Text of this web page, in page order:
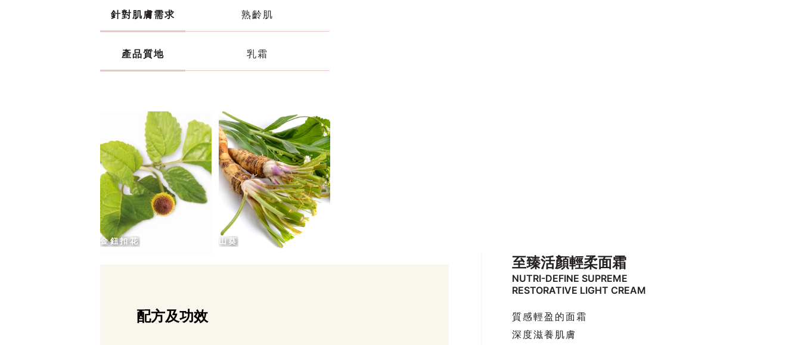
至臻活顏輕柔面霜
NUTRI-DEFINE SUPREME
RESTORATIVE LIGHT CREAM
質感輕盈的面霜
深度滋養肌膚
針對肌膚需求 熟齡肌
產品質地 乳霜
金鈕扣花 山葵
配方及功效